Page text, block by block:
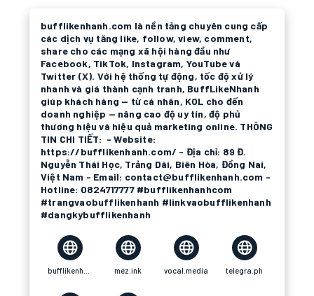
bufflikenhanh.com là nền tảng chuyên cung cấp
các dịch vụ tăng like, follow, view, comment,
share cho các mạng xã hội hàng đầu như
Facebook, TikTok, Instagram, YouTube và
Twitter (X). Với hệ thống tự động, tốc độ xử lý
nhanh và giá thành cạnh tranh, BuffLikeNhanh
giúp khách hàng — từ cá nhân, KOL cho đến
doanh nghiệp — nâng cao độ uy tín, độ phủ
thương hiệu và hiệu quả marketing online. THÔNG
TIN CHI TIẾT: - Website:
https://bufflikenhanh.com/ - Địa chỉ: 89 Đ.
Nguyễn Thái Học, Trảng Dài, Biên Hòa, Đồng Nai,
Việt Nam - Email: contact@bufflikenhanh.com -
Hotline: 0824717777 #bufflikenhanhcom
#trangvaobufflikenhanh #linkvaobufflikenhanh
#dangkybufflikenhanh
mez.ink vocal.media telegra.ph